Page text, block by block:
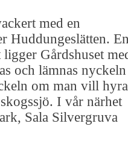
med en
Huddungeslätten.
Gårdshuset
och lämnas nyckeln
om man vill hyra
I vår närhet
Sala Silvergruva